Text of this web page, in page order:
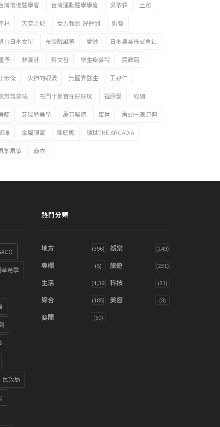
灣復健醫學會 台灣運動醫學學會 吳依霖 土雞
林 天空之城 女力報到-好運到 婚變
台日本女星 布袋戲風箏 愛紗 日本農業株式會社
予 林瀛洲 柯文哲 樂生療養院 民政局
宏傑 火神的眼淚 無國界醫生 王泉仁
芳氣象站 石門十景實在好好玩 福原愛 紋繡
睫 艾瑞兒美學 萬芳醫院 蜜唇 角頭－浪流連
澤 金屬彈簧 陳庭妮 隱世THE ARCADIA
梨風箏 麻衣
草莓季
民政局
熱門分類
地方 (396) 娛樂 (149)
專欄 (5) 旅遊 (231)
生活 (4,360) 科技 (21)
綜合 (185) 美容 (8)
要聞 (60)